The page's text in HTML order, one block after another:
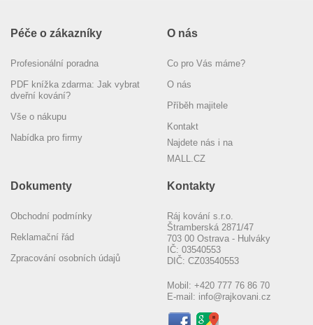
Péče o zákazníky
Profesionální poradna
PDF knížka zdarma: Jak vybrat
dveřní kování?
Vše o nákupu
Nabídka pro firmy
O nás
Co pro Vás máme?
O nás
Příběh majitele
Kontakt
Najdete nás i na
MALL.CZ
Dokumenty
Obchodní podmínky
Reklamační řád
Zpracování osobních údajů
Kontakty
Ráj kování s.r.o.
Štramberská 2871/47
703 00 Ostrava - Hulváky
IČ: 03540553
DIČ: CZ03540553
Mobil: +420 777 76 86 70
E-mail: info@rajkovani.cz